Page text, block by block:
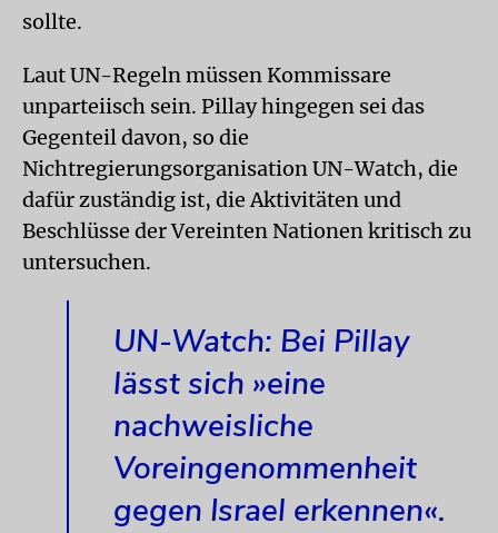
sollte.
Laut UN-Regeln müssen Kommissare
unparteiisch sein. Pillay hingegen sei das
Gegenteil davon, so die
Nichtregierungsorganisation UN-Watch, die
dafür zuständig ist, die Aktivitäten und
Beschlüsse der Vereinten Nationen kritisch zu
untersuchen.
UN-Watch: Bei Pillay
lässt sich »eine
nachweisliche
Voreingenommenheit
gegen Israel erkennen«.